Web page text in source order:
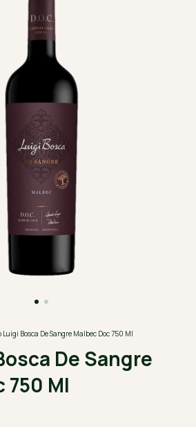
Luigi Bosca De Sangre Malbec Doc 750 Ml
De Sangre
750 Ml